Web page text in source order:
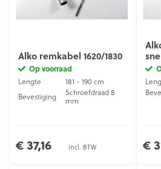
Alko remkabel 1620/1830
Op voorraad
Lengte
181 - 190 cm
Bevestiging
Schroefdraad 8
mm
€ 37,16 incl. BTW €